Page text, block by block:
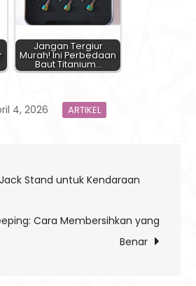
Jangan Tergiur
Murah! Ini Perbedaan
Baut Titanium…
4, 2026 ARTIKEL
Stand untuk Kendaraan
Cara Membersihkan yang
Benar